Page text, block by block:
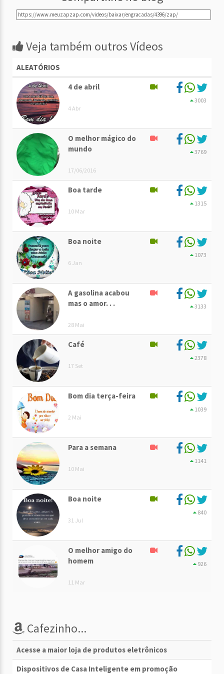
Veja também outros Vídeos
ALEATÓRIOS
4 de abril
4 Abr
3003
O melhor mágico do
mundo
17/06/2016
3769
Boa tarde
10 Mar
1315
Boa noite
6 Jan
1073
A gasolina acabou
mas o amor. . .
28 Mai
3133
Café
17 Set
2378
Bom dia terça-feira
2 Mai
1039
Para a semana
10 Mai
1141
Boa noite
31 Jul
840
O melhor amigo do
homem
11 Mar
926
Cafezinho...
Acesse a maior loja de produtos eletrônicos
Dispositivos de Casa Inteligente em promoção